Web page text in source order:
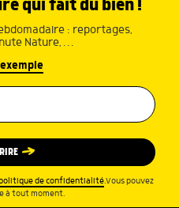
qui fait du bien !
: reportages,
Nature, …
de confidentialité.Vous pouvez
à tout moment.